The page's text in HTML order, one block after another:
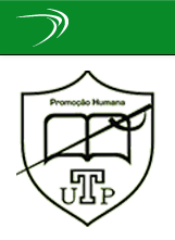
navigation